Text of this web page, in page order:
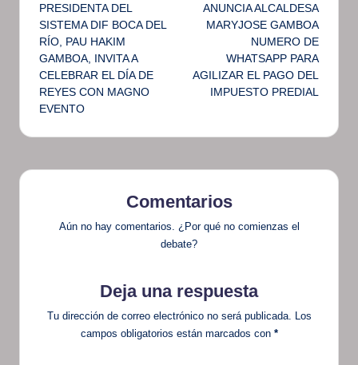
de
entradas
PRESIDENTA DEL
SISTEMA DIF BOCA DEL
RÍO, PAU HAKIM
GAMBOA, INVITA A
CELEBRAR EL DÍA DE
REYES CON MAGNO
EVENTO
ANUNCIA ALCALDESA
MARYJOSE GAMBOA
NUMERO DE
WHATSAPP PARA
AGILIZAR EL PAGO DEL
IMPUESTO PREDIAL
Comentarios
Aún no hay comentarios. ¿Por qué no comienzas el
debate?
Deja una respuesta
Tu dirección de correo electrónico no será publicada.
Los
campos obligatorios están marcados con *